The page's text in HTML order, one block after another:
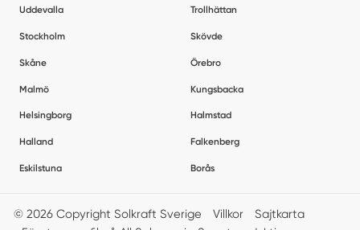
Uddevalla Trollhättan
Stockholm Skövde
Skåne Örebro
Malmö Kungsbacka
Helsingborg Halmstad
Halland Falkenberg
Eskilstuna Borås
© 2026 Copyright Solkraft Sverige Villkor
Sajtkarta